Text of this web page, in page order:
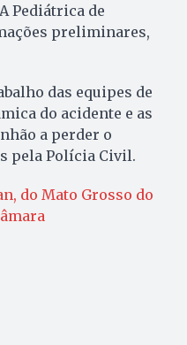
Pediátrica de
preliminares,
das equipes de
do acidente e as
a perder o
pela Polícia Civil.
do Mato Grosso do